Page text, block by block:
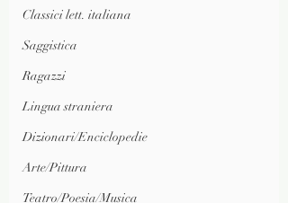
Classici lett. italiana
Saggistica
Ragazzi
Lingua straniera
Dizionari/Enciclopedie
Arte/Pittura
Teatro/Poesia/Musica